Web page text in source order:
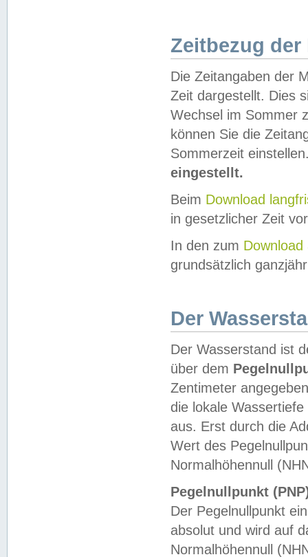
Zeitbezug der
Die Zeitangaben der
Zeit dargestellt. Dies
Wechsel im Sommer
können Sie die
Sommerzeit
eingestellt.
Beim Download
in gesetzlicher Zeit
In den zum Download
grundsätzlich
Der
Der Wasserstand ist
über dem
Zentimeter
die lokale
aus. Erst durch die
Wert des
Normalhöhennull
Pegelnullpunkt
Der Pegelnullpunkt
absolut und wird auf
Normalhöhennull